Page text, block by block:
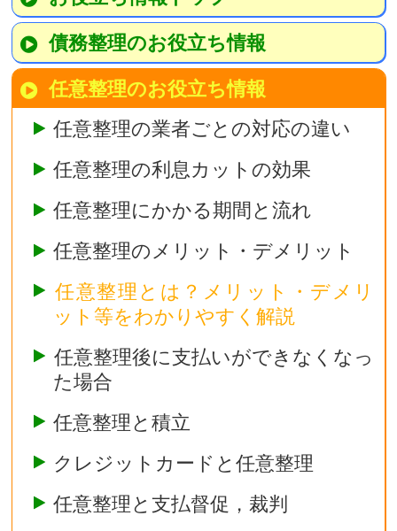
債務整理のお役立ち情報
任意整理のお役立ち情報
任意整理の業者ごとの対応の違い
任意整理の利息カットの効果
任意整理にかかる期間と流れ
任意整理のメリット・デメリット
任意整理とは？メリット・デメリ
ット等をわかりやすく解説
任意整理後に支払いができなくなっ
た場合
任意整理と積立
クレジットカードと任意整理
任意整理と支払督促，裁判